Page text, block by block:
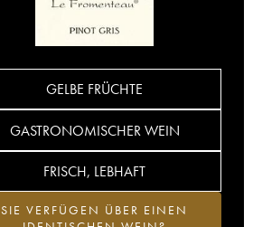
GELBE FRÜCHTE
GASTRONOMISCHER WEIN
FRISCH, LEBHAFT
SIE VERFÜGEN ÜBER EINEN